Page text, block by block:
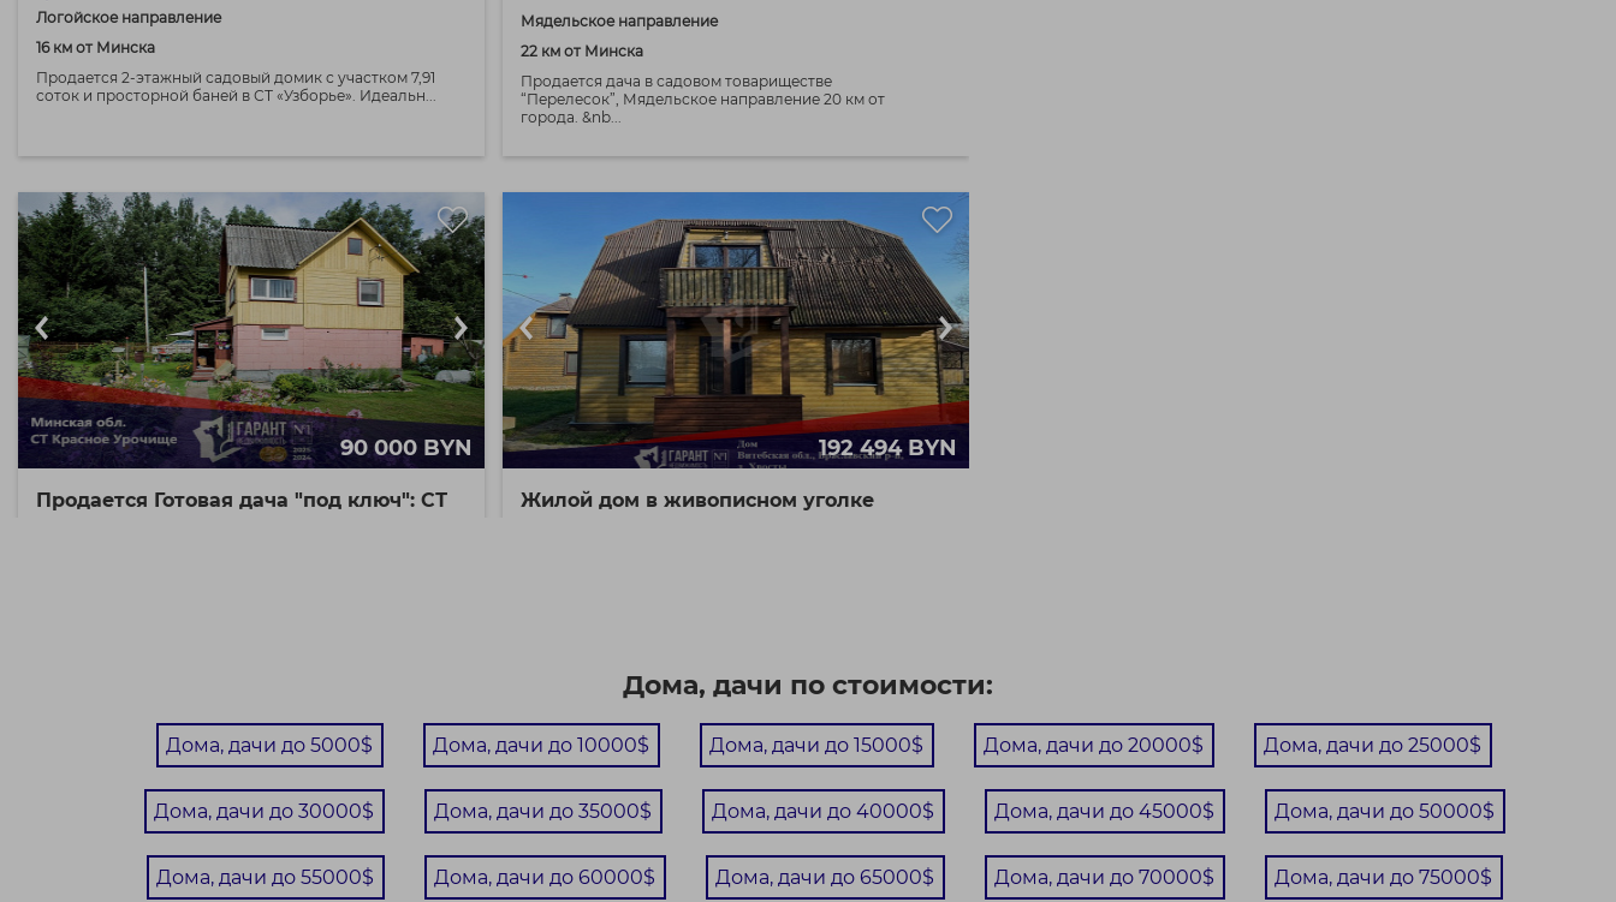
Логойское направление
16 км от Минска
Продается 2-этажный садовый домик с участком 7,91
соток и просторной баней в СТ «Узборье». Идеальн...
Мядельское направление
22 км от Минска
Продается дача в садовом товариществе
“Перелесок”, Мядельское направление 20 км от
города. &nb...
90 000 BYN
Продается Готовая дача "под ключ": СТ
192 494 BYN
Жилой дом в живописном уголке
210 км от Минска
Предложение по покупке 165, 8 м.кв общей площади
двух строений на участке площадью 13 соток по
невы...
Дома, дачи по стоимости:
Дома, дачи до 5000$ Дома, дачи до 10000$ Дома, дачи до 15000$ Дома, дачи до 20000$ Дома, дачи до 25000$
Дома, дачи до 30000$ Дома, дачи до 35000$ Дома, дачи до 40000$ Дома, дачи до 45000$ Дома, дачи до 50000$
Дома, дачи до 55000$ Дома, дачи до 60000$ Дома, дачи до 65000$ Дома, дачи до 70000$ Дома, дачи до 75000$